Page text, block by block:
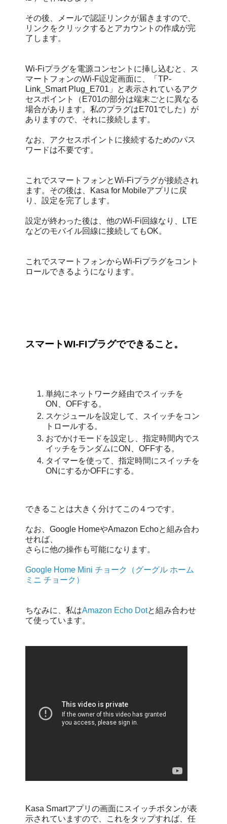
その後、メールで認証リンクが届きますので、
リンクをクリックするとアカウントの作成が完
了します。
Wi-Fiプラグを電源コンセントに挿し込むと、ス
マートフォンのWi-Fi設定画面に、「TP-
Link_Smart Plug_E701」と表示されているアク
セスポイント（E701の部分は端末ごとに異なる
場合があります。私のプラグはE701でした）が
ありますので、それに接続します。
なお、アクセスポイントに接続するためのパス
ワードは不要です。
これでスマートフォンとWi-Fiプラグが接続され
ます。その後は、Kasa for Mobileアプリに戻
り、設定を完了します。
設定が終わった後は、他のWi-Fi回線なり、LTE
などのモバイル回線に接続してもOK。
これでスマートフォンからWi-Fiプラグをコント
ロールできるようになります。
スマートWI-FIプラグでできること。
単純にネットワーク経由でスイッチを
ON、OFFする。
スケジュールを設定して、スイッチをコン
トロールする。
おでかけモードを設定し、指定時間内でス
イッチをランダムにON、OFFする。
タイマーを使って、指定時間にスイッチを
ONにするかOFFにする。
できることは大きく分けてこの４つです。
なお、Google HomeやAmazon Echoと組み合わ
せれば、
さらに他の操作も可能になります。
Google Home Mini チョーク（グーグル ホーム
ミニ チョーク）
ちなみに、私はAmazon Echo Dotと組み合わせ
て使っています。
Kasa Smartアプリの画面にスイッチボタンが表
示されていますので、これをタップすれば、任